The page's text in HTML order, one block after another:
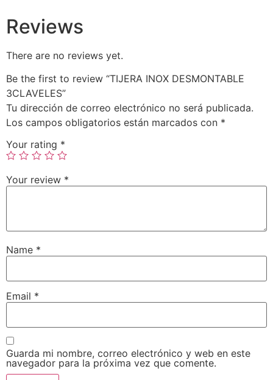
Reviews
There are no reviews yet.
Be the first to review “TIJERA INOX DESMONTABLE
3CLAVELES”
Tu dirección de correo electrónico no será publicada.
Los campos obligatorios están marcados con *
Your rating *
Your review *
Name *
Email *
Guarda mi nombre, correo electrónico y web en este
navegador para la próxima vez que comente.